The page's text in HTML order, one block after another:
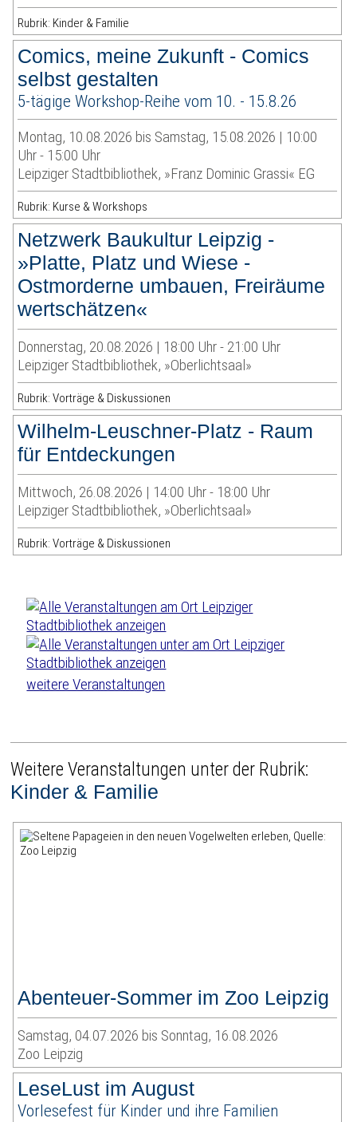
Rubrik: Kinder & Familie
Comics, meine Zukunft - Comics
selbst gestalten
5-tägige Workshop-Reihe vom 10. - 15.8.26
Montag, 10.08.2026 bis Samstag, 15.08.2026 | 10:00
Uhr - 15:00 Uhr
Leipziger Stadtbibliothek, »Franz Dominic Grassi« EG
Rubrik: Kurse & Workshops
Netzwerk Baukultur Leipzig -
»Platte, Platz und Wiese -
Ostmorderne umbauen, Freiräume
wertschätzen«
Donnerstag, 20.08.2026 | 18:00 Uhr - 21:00 Uhr
Leipziger Stadtbibliothek, »Oberlichtsaal»
Rubrik: Vorträge & Diskussionen
Wilhelm-Leuschner-Platz - Raum
für Entdeckungen
Mittwoch, 26.08.2026 | 14:00 Uhr - 18:00 Uhr
Leipziger Stadtbibliothek, »Oberlichtsaal»
Rubrik: Vorträge & Diskussionen
weitere Veranstaltungen
Weitere Veranstaltungen unter der Rubrik:
Kinder & Familie
Abenteuer-Sommer im Zoo Leipzig
Samstag, 04.07.2026 bis Sonntag, 16.08.2026
Zoo Leipzig
LeseLust im August
Vorlesefest für Kinder und ihre Familien